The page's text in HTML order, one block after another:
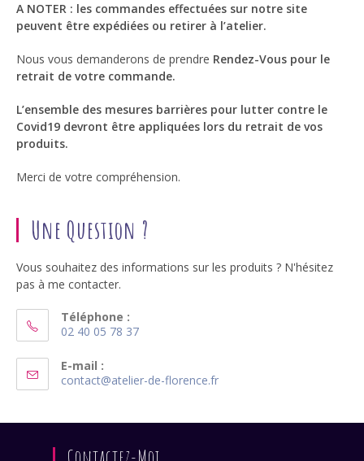
A NOTER : les commandes effectuées sur notre site
peuvent être expédiées ou retirer à l’atelier.
Nous vous demanderons de prendre Rendez-Vous pour le
retrait de votre commande.
L’ensemble des mesures barrières pour lutter contre le
Covid19 devront être appliquées lors du retrait de vos
produits.
Merci de votre compréhension.
Une Question ?
Vous souhaitez des informations sur les produits ? N'hésitez
pas à me contacter.
Téléphone :
02 40 05 78 37
dans
votre
E-mail :
contact@atelier-de-florence.frS’ouvre
application